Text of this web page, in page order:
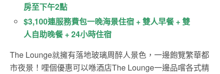
房至下午2點
$3,100連服務費包一晚海景住宿 + 雙人早餐 + 雙
人自助晚餐 + 24小時住宿
The Lounge就擁有落地玻璃周醉人景色，一邊飽覽繁華都
市夜景！ 哩個優惠可以喺酒店The Lounge一邊品嚐各式精